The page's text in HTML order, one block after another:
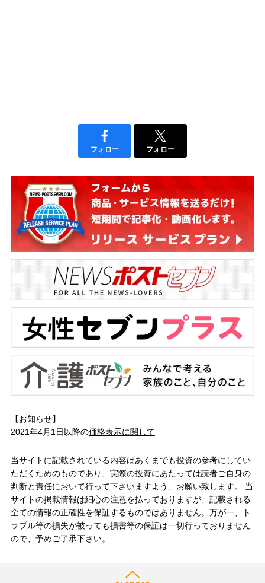
フォロー フォロー
【お知らせ】
2021年4月1日以降の価格表示に関して
当サイトに記載されている内容はあくまでも投資の参考にしてい
ただくためのものであり、実際の投資にあたっては読者ご自身の
判断と責任において行って下さいますよう、お願い致します。 当
サイトの掲載情報は細心の注意を払っておりますが、記載される
全ての情報の正確性を保証するものではありません。万が一、ト
ラブル等の損失が被っても損害等の保証は一切行っておりません
ので、予めご了承下さい。